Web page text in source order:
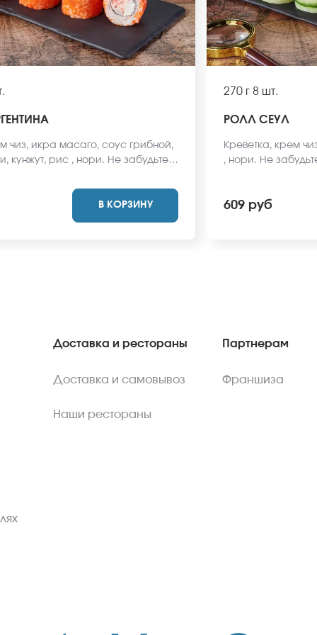
чиз, икра масаго, соус грибной,
кунжут, рис , нори. Не забудьте
в стоимость заказа. *Внешний
может отличаться от фото на
В КОРЗИНУ
270 г 8 шт.
РОЛЛ СЕУЛ
Креветка, крем
, нори. Не
может отличаться
609 руб
Доставка и рестораны
Доставка и самовывоз
Наши рестораны
Партнерам
Франшиза